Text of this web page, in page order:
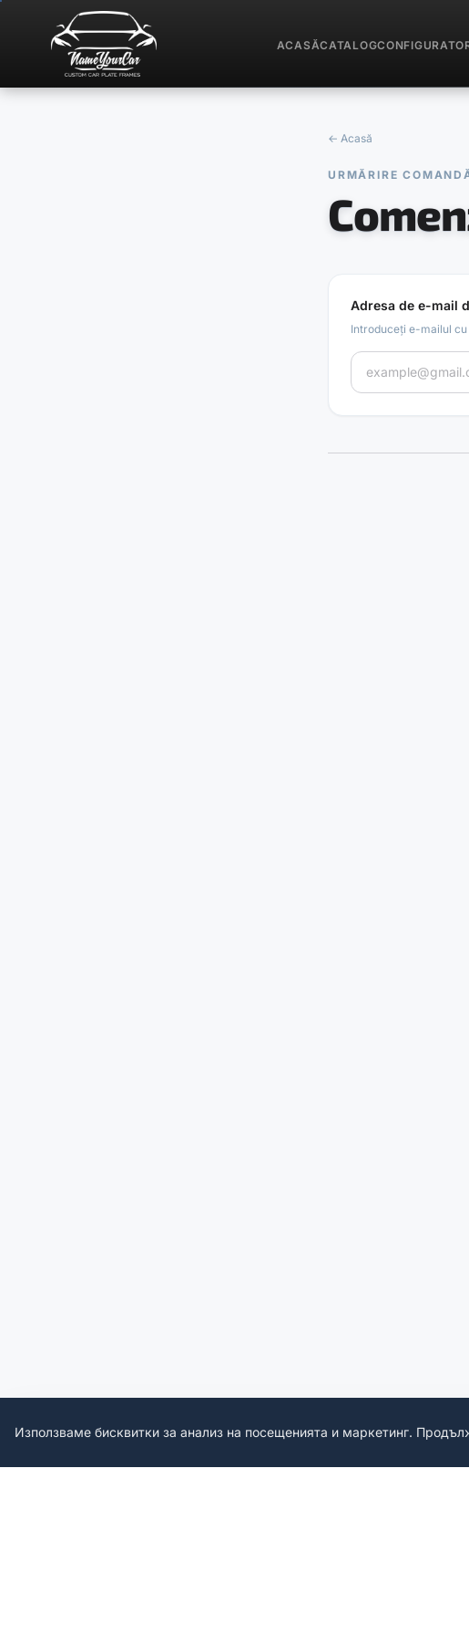
ACASĂCATALOG
← Acasă
URMĂRIRE
Adresa de e-mail
Introduceți e-mailul
Използваме бисквитки за анализ на посещенията и маркетинг.